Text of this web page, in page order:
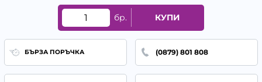
бр. КУПИ
БЪРЗА ПОРЪЧКА (0879) 801 808